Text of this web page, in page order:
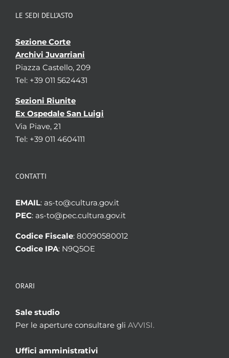
LE SEDI DELL’ASTO
Sezione Corte
Archivi Juvarriani
Piazza Castello, 209
Tel: +39 011 5624431
Sezioni Riunite
Ex Ospedale San Luigi
Via Piave, 21
Tel: +39 011 4604111
CONTATTI
EMAIL: as-to@cultura.gov.it
PEC: as-to@pec.cultura.gov.it
Codice Fiscale: 80090580012
Codice IPA: N9Q5OE
ORARI
Sale studio
Per le aperture consultare gli AVVISI.
Uffici amministrativi